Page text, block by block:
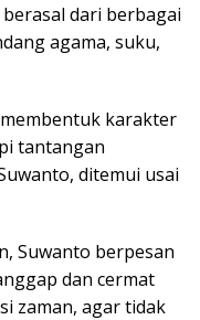
dari berbagai
agama, suku,
karakter
tantangan
ditemui usai
Suwanto berpesan
dan cermat
zaman, agar tidak